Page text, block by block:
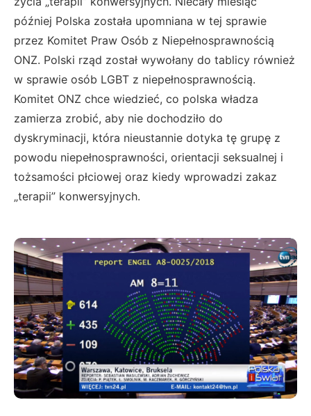
później Polska została upomniana w tej sprawie
przez Komitet Praw Osób z Niepełnosprawnością
ONZ. Polski rząd został wywołany do tablicy również
w sprawie osób LGBT z niepełnosprawnością.
Komitet ONZ chce wiedzieć, co polska władza
zamierza zrobić, aby nie dochodziło do
dyskryminacji, która nieustannie dotyka tę grupę z
powodu niepełnosprawności, orientacji seksualnej i
tożsamości płciowej oraz kiedy wprowadzi zakaz
„terapii” konwersyjnych.